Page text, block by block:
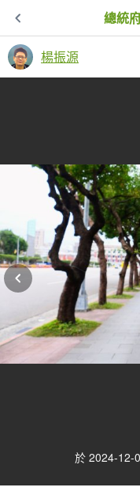
總統
楊振源
於 2024-12-